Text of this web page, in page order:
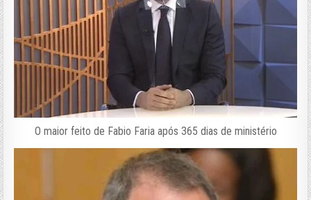
O maior feito de Fabio Faria após 365 dias de ministério